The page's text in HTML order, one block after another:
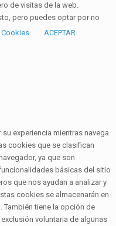
de visitas de la web.
pero puedes optar por no
ACEPTAR
experiencia mientras navega
cookies que se clasifican
ya que son
básicas del sitio
que nos ayudan a analizar y
cookies se almacenarán en
tiene la opción de
voluntaria de algunas